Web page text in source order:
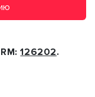
126202.